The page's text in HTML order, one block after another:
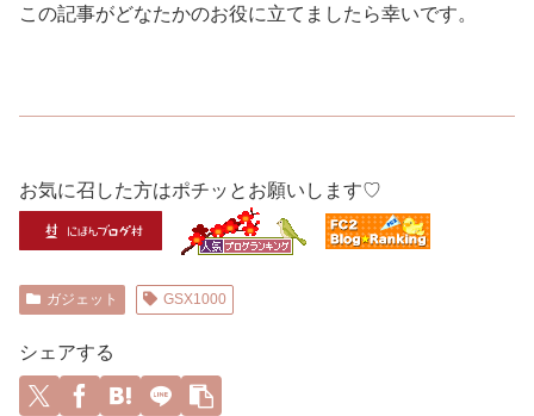
この記事がどなたかのお役に立てましたら幸いです。
お気に召した方はポチッとお願いします♡
ガジェット GSX1000
シェアする